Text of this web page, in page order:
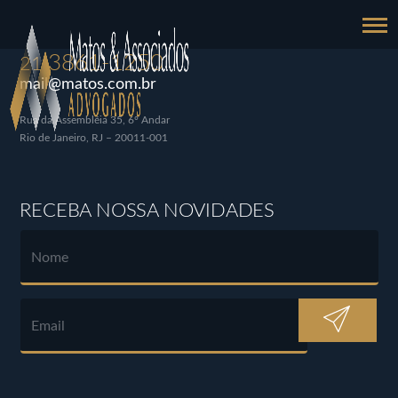
213861-1250
mail@matos.com.br
Rua da Assembléia 35, 6º Andar
Rio de Janeiro, RJ – 20011-001
RECEBA NOSSA NOVIDADES